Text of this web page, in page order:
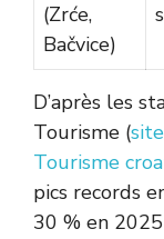
(Zrće,
Bačvice)
D’après les
Tourisme (
Tourisme
pics records
30 % en